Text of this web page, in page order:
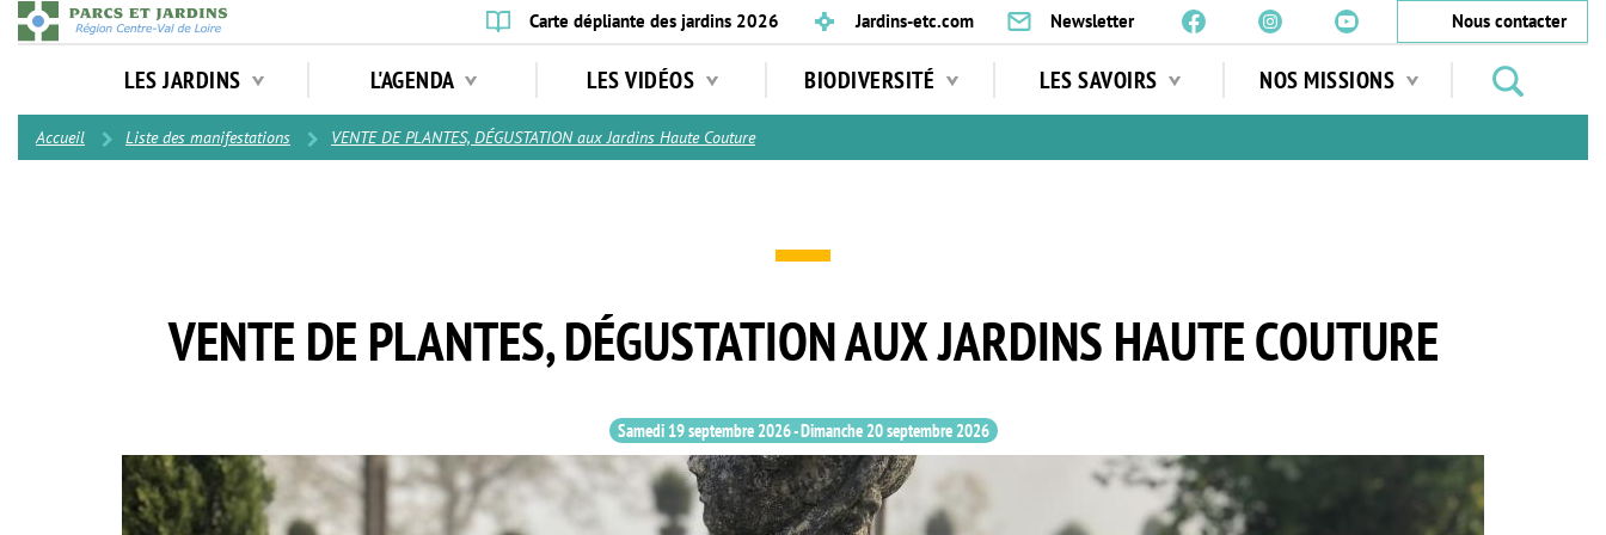
Aller
au
Carte dépliante des jardins 2026 Jardins-etc.com Newsletter
Nous contacter
principale
LES JARDINS L'AGENDA LES VIDÉOS BIODIVERSITÉ LES SAVOIRS NOS MISSIONS
jardins
Contenu
Accueil Liste des manifestations VENTE DE PLANTES, DÉGUSTATION aux Jardins Haute Couture
VENTE DE PLANTES, DÉGUSTATION AUX JARDINS HAUTE COUTURE
Samedi 19 septembre 2026-Dimanche 20 septembre 2026